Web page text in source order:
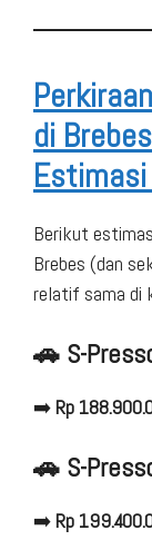
di
Estimasi
Berikut
Brebes (dan
relatif sama di
🚗 S-
➡️Rp
🚗 S-
➡️Rp